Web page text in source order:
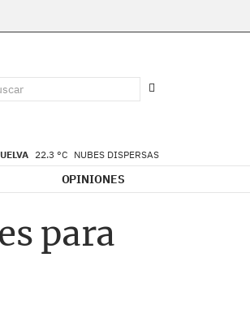
22.3 °C NUBES DISPERSAS
OPINIONES
para